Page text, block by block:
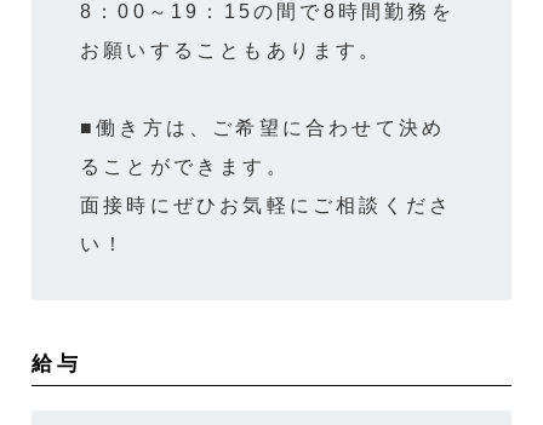
8：00～19：15の間で8時間勤務を
お願いすることもあります。
■働き方は、ご希望に合わせて決め
ることができます。
面接時にぜひお気軽にご相談くださ
い！
給与